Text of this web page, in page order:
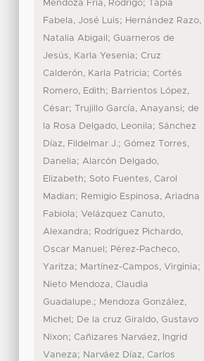
Mendoza Fría, Rodrigo;
Tapia
Fabela, José Luis; Hernández Razo,
Natalia Abigail ; Guarneros de
Jesús, Karla Yesenia; Cruz
Calderón, Karla Patricia; Cortés
Romero, Edith; Barrientos López,
César; Trujillo García, Anayansi; de
la Rosa Delgado, Leonila; Sánchez
Díaz, Fildelmar J.; Gómez Torres,
Danelia; Alarcón Delgado,
Elizabeth; Soto Fuentes, Carol
Madian; Remigio Espinosa, Ariadna
Fabiola; Velázquez Canuto,
Alexandra; Rodríguez Pichardo,
Oscar Manuel ; Pérez-Pacheco,
Yaritza; Martínez-Campos, Virginia;
Nieto Mendoza, Claudia
Guadalupe.; Mendoza González,
Michel ; De la cruz Giraldo, Gustavo
Nixon; Cañizares Narváez, Ingrid
Vaneza; Narváez Díaz, Carlos